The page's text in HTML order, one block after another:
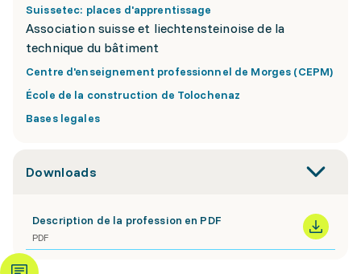
Suissetec: places d'apprentissage
Association suisse et liechtensteinoise de la
technique du bâtiment
Centre d'enseignement professionnel de Morges (CEPM)
École de la construction de Tolochenaz
Bases legales
Downloads
Description de la profession en PDF
PDF